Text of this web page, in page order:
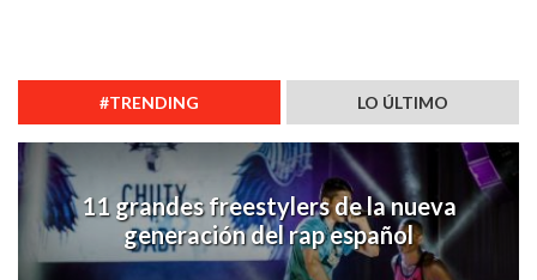
#TRENDING LO ÚLTIMO
11 grandes freestylers de la nueva
generación del rap español